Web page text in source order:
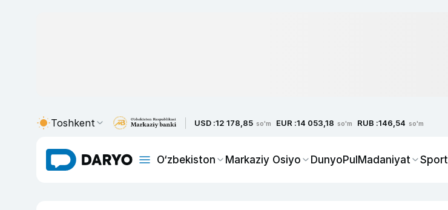
Toshkent USD :12 178,85 so'm EUR :14 053,18 so'm RUB :146,54 so'm
O‘zbekiston Markaziy Osiyo DunyoPulMadaniyat Sport